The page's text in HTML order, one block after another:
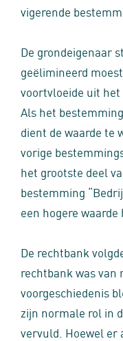
vigerende
De grondeigenaar
geëlimineerd
voortvloeide uit het
Als het
dient de waarde te
vorige
het grootste deel
bestemming
een hogere waarde
De rechtbank
rechtbank was van
voorgeschiedenis
zijn normale rol in
vervuld. Hoewel er